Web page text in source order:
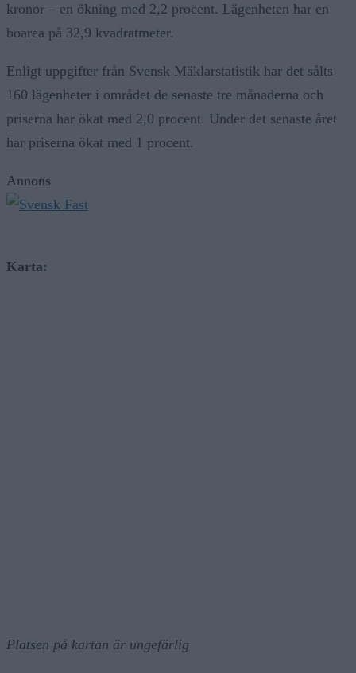
kronor – en ökning med 2,2 procent. Lägenheten har en
boarea på 32,9 kvadratmeter.
Enligt uppgifter från Svensk Mäklarstatistik har det sålts
160 lägenheter i området de senaste tre månaderna och
priserna har ökat med 2,0 procent. Under det senaste året
har priserna ökat med 1 procent.
Annons
Karta:
Platsen på kartan är ungefärlig